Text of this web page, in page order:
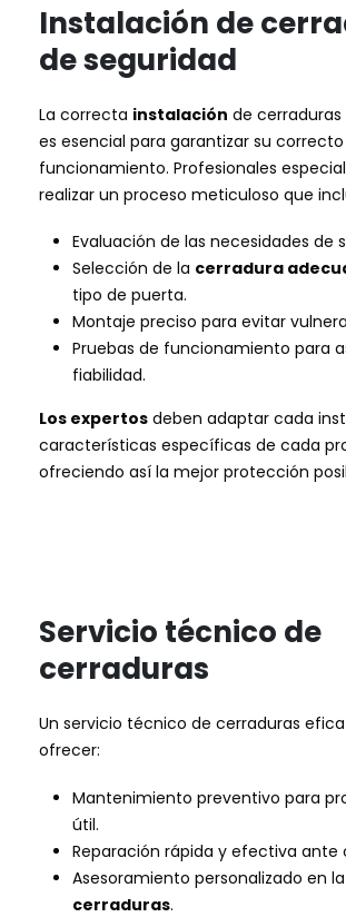
Instalación de
de seguridad
La correcta instalación de
es esencial para garantizar su correcto
funcionamiento. Profesionales
realizar un proceso meticuloso que
Evaluación de las necesidades de
Selección de la cerradura
tipo de puerta.
Montaje preciso para evitar
Pruebas de funcionamiento para
fiabilidad.
Los expertos deben adaptar cada
características específicas de cada
ofreciendo así la mejor protección
Servicio técnico de
cerraduras
Un servicio técnico de cerraduras
ofrecer:
Mantenimiento preventivo para
útil.
Reparación rápida y efectiva ante
Asesoramiento personalizado en la
cerraduras.